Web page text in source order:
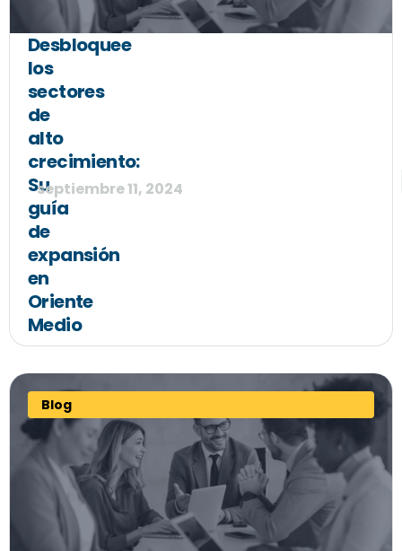
Desbloquee
los
sectores
de
alto
crecimiento:
Su
guía
de
expansión
en
Oriente
Medio
septiembre 11, 2024
Blog